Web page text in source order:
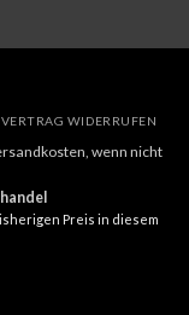
VERTRAG WIDERRUFEN
wenn nicht
Preis in diesem